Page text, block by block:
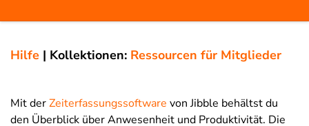
Hilfe | Kollektionen: Ressourcen für Mitglieder
Mit derZeiterfassungssoftware von Jibble behältst du
den Überblick über Anwesenheit und Produktivität. Die